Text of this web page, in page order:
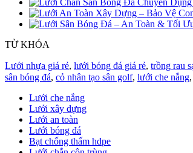
TỪ KHÓA
Lưới nhựa giá rẻ, lưới bóng đá giá rẻ, trồng rau
sân bóng đá, cỏ nhân tạo sân golf, lưới che nắng,
Lưới che nắng
Lưới xây dựng
Lưới an toàn
Lưới bóng đá
Bạt chống thấm hdpe